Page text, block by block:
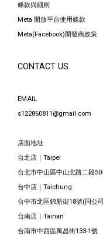
條款與細則
Meta 開放平台使用條款
Meta(Facebook)開發商政策
CONTACT US
EMAIL
s122860811@gmail.com
店面地址
台北店｜Taipei
台北市中山區中山北路二段
台中店｜Taichung
台中市北區錦新街18號(同公
台南店｜Tainan
台南市中西區萬昌街133-1號